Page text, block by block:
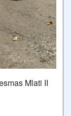
Mlati II